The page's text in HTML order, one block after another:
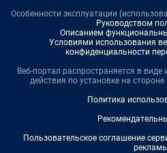
Особенности эксплуатации
Руководством
Описанием
Условиями использования
конфиденциальности
Веб-портал распространяется в виде
действия по установке на
Политика
Пользовательское соглашение